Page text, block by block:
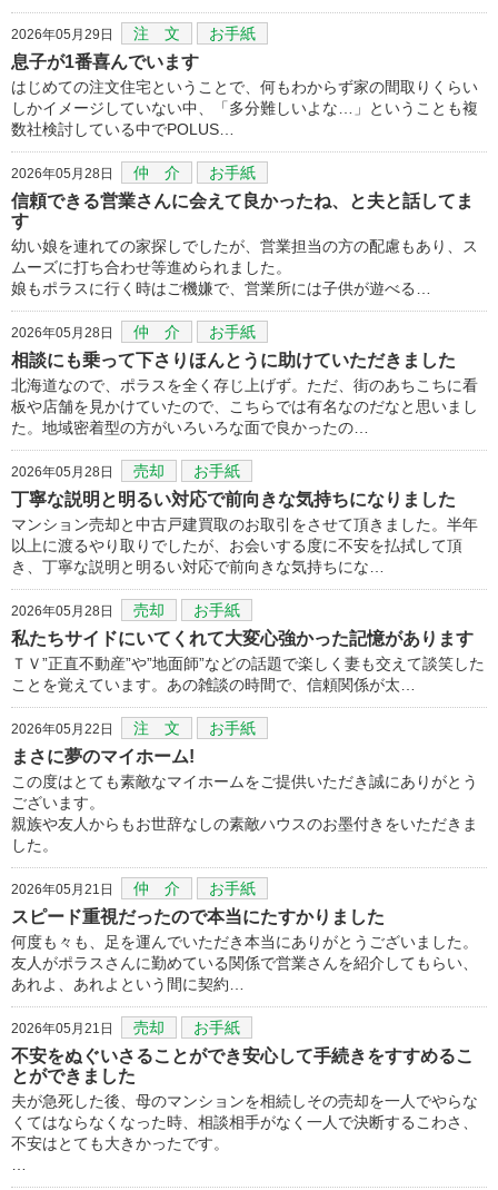
2026年05月29日 注 文 お手紙
息子が1番喜んでいます
はじめての注文住宅ということで、何もわからず家の間取りくらい
しかイメージしていない中、「多分難しいよな…」ということも複
数社検討している中でPOLUS…
2026年05月28日 仲 介 お手紙
信頼できる営業さんに会えて良かったね、と夫と話してま
す
幼い娘を連れての家探しでしたが、営業担当の方の配慮もあり、ス
ムーズに打ち合わせ等進められました。
娘もポラスに行く時はご機嫌で、営業所には子供が遊べる…
2026年05月28日 仲 介 お手紙
相談にも乗って下さりほんとうに助けていただきました
北海道なので、ポラスを全く存じ上げず。ただ、街のあちこちに看
板や店舗を見かけていたので、こちらでは有名なのだなと思いまし
た。地域密着型の方がいろいろな面で良かったの…
2026年05月28日 売却 お手紙
丁寧な説明と明るい対応で前向きな気持ちになりました
マンション売却と中古戸建買取のお取引をさせて頂きました。半年
以上に渡るやり取りでしたが、お会いする度に不安を払拭して頂
き、丁寧な説明と明るい対応で前向きな気持ちにな…
2026年05月28日 売却 お手紙
私たちサイドにいてくれて大変心強かった記憶があります
ＴＶ”正直不動産”や”地面師”などの話題で楽しく妻も交えて談笑した
ことを覚えています。あの雑談の時間で、信頼関係が太…
2026年05月22日 注 文 お手紙
まさに夢のマイホーム!
この度はとても素敵なマイホームをご提供いただき誠にありがとう
ございます。
親族や友人からもお世辞なしの素敵ハウスのお墨付きをいただきま
した。
2026年05月21日 仲 介 お手紙
スピード重視だったので本当にたすかりました
何度も々も、足を運んでいただき本当にありがとうございました。
友人がポラスさんに勤めている関係で営業さんを紹介してもらい、
あれよ、あれよという間に契約…
2026年05月21日 売却 お手紙
不安をぬぐいさることができ安心して手続きをすすめるこ
とができました
夫が急死した後、母のマンションを相続しその売却を一人でやらな
くてはならなくなった時、相談相手がなく一人で決断するこわさ、
不安はとても大きかったです。